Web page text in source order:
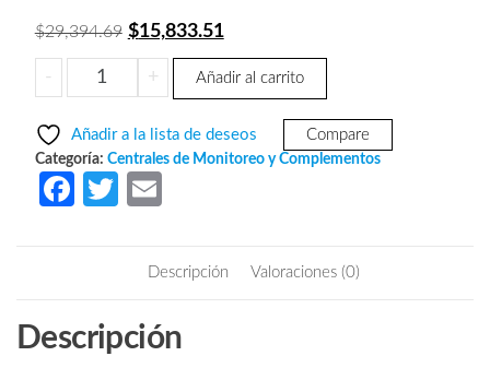
$29,394.69 El
precio
original
$29,394.69.
$15,833.51El
precio
$15,833.51.
-
SGPSC3
Controlador
De
Unidad
cantidad
+ Añadir al carrito
Añadir a la lista de deseos Compare
Categoría: Centrales de Monitoreo y Complementos
Fa
o
T
itt
ail
Descripción Valoraciones (0)
Descripción